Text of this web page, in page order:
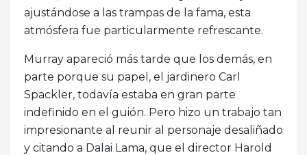
ajustándose a las trampas de la fama, esta
atmósfera fue particularmente refrescante.
Murray apareció más tarde que los demás, en
parte porque su papel, el jardinero Carl
Spackler, todavía estaba en gran parte
indefinido en el guión. Pero hizo un trabajo tan
impresionante al reunir al personaje desaliñado
y citando a Dalai Lama, que el director Harold